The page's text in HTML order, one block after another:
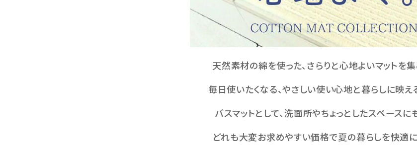
天然素材の綿を使った、さらりと心地よいマットを集
毎日使いたくなる、やさしい使い心地と暮らしに映え
バスマットとして、洗面所やちょっとしたスペースに
どれも大変お求めやすい価格で夏の暮らしを快適に